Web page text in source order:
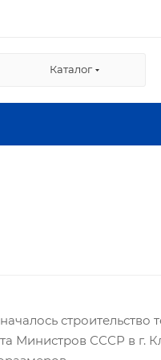
г. Королев, ул. 50-
Каталог
строительство
Министров СССР в г.